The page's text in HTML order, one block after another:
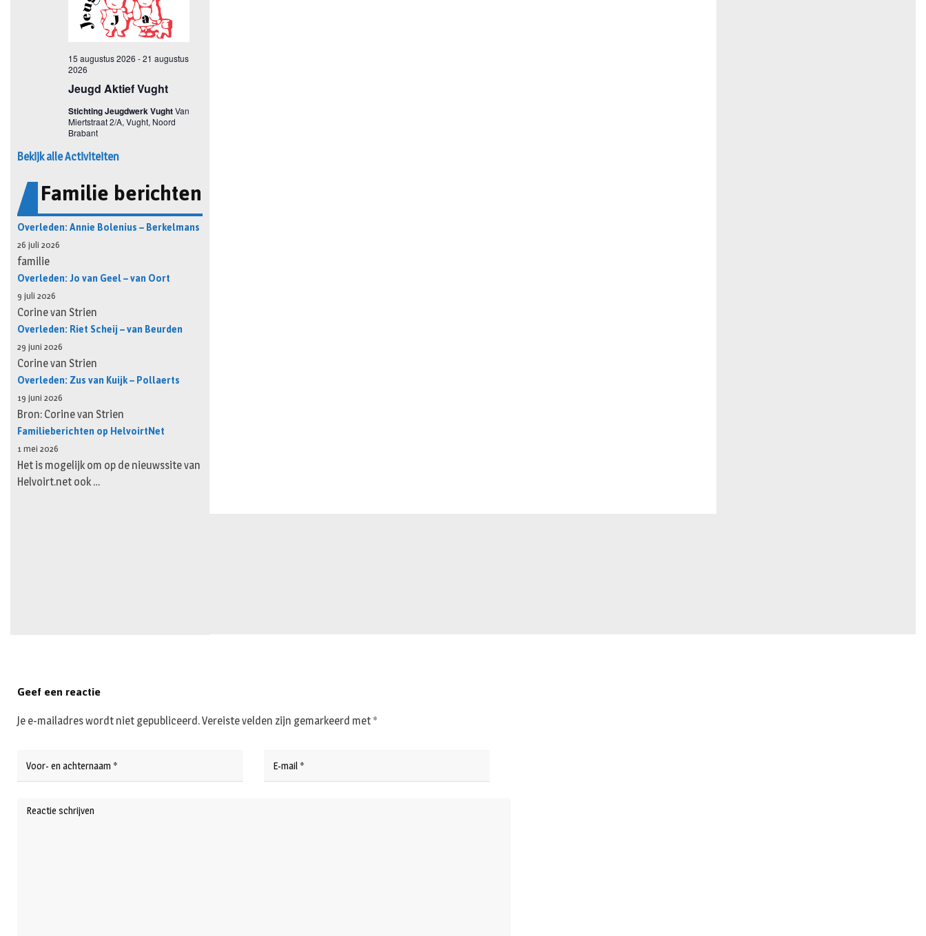
Bekijk alle Activiteiten
Familie berichten
Overleden: Annie Bolenius – Berkelmans
26 juli 2026
familie
Overleden: Jo van Geel – van Oort
9 juli 2026
Corine van Strien
Overleden: Riet Scheij – van Beurden
29 juni 2026
Corine van Strien
Overleden: Zus van Kuijk – Pollaerts
19 juni 2026
Bron: Corine van Strien
Familieberichten op HelvoirtNet
1 mei 2026
Het is mogelijk om op de nieuwssite van
Helvoirt.net ook …
Geef een reactie
Je e-mailadres wordt niet gepubliceerd.Vereiste velden zijn gemarkeerd met *